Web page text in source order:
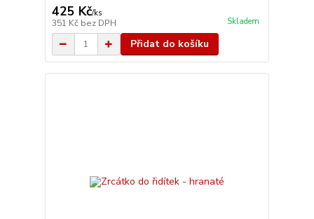
425 Kč/ks
351 Kč bez DPH Skladem
Přidat do košíku